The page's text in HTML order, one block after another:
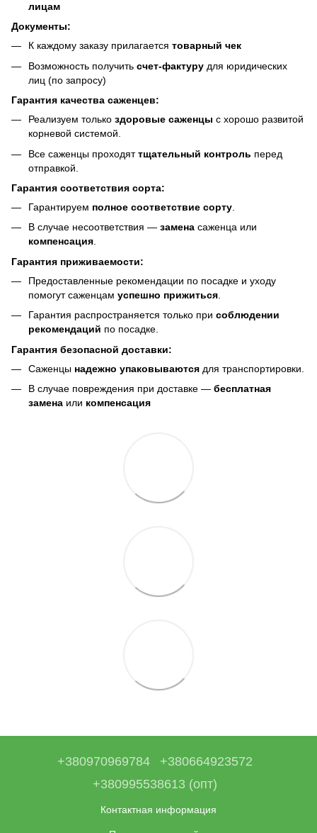
лицам
Документы:
К каждому заказу прилагается товарный чек
Возможность получить счет-фактуру для юридических
лиц (по запросу)
Гарантия качества саженцев:
Реализуем только здоровые саженцы с хорошо развитой
корневой системой.
Все саженцы проходяттщательный контроль перед
отправкой.
Гарантия соответствия сорта:
Гарантируем полное соответствие сорту
В случае несоответствия — замена саженца или
компенсация.
Гарантия приживаемости:
Предоставленные рекомендации по посадке и уходу
помогут саженцам успешно прижиться
Гарантия распространяется только при соблюдении
рекомендаций по посадке.
Гарантия безопасной доставки:
Саженцы надежно упаковываются для транспортировки.
В случае повреждения при доставке — бесплатная
замена или компенсация
+380970969784
+380664923572
+380995538613 (опт)
Контактная информация